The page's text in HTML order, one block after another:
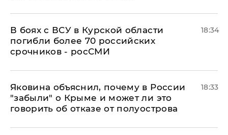
В боях с ВСУ в Курской области
погибли более 70 российских
срочников - росСМИ
18:34
Яковина объяснил, почему в России
"забыли" о Крыме и может ли это
говорить об отказе от полуострова
18:33